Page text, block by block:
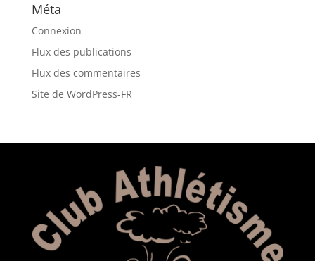
Méta
Connexion
Flux des publications
Flux des commentaires
Site de WordPress-FR